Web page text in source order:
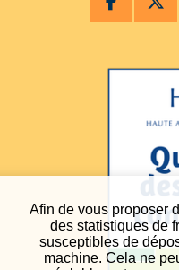
Afin de vous proposer
des statistiques de
susceptibles de
machine. Cela ne